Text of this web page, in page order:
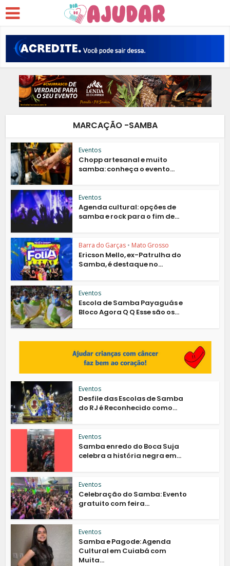
MARCAÇÃO -SAMBA
Eventos
Chopp artesanal e muito
samba: conheça o evento...
Eventos
Agenda cultural: opções de
samba e rock para o fim de...
Barra do Garças • Mato Grosso
Ericson Mello, ex-Patrulha do
Samba, é destaque no...
Eventos
Escola de Samba Payaguás e
Bloco Agora Q Q Esse são os...
Eventos
Desfile das Escolas de Samba
do RJ é Reconhecido como...
Eventos
Samba enredo do Boca Suja
celebra a história negra em...
Eventos
Celebração do Samba: Evento
gratuito com feira...
Eventos
Samba e Pagode: Agenda
Cultural em Cuiabá com
Muita...